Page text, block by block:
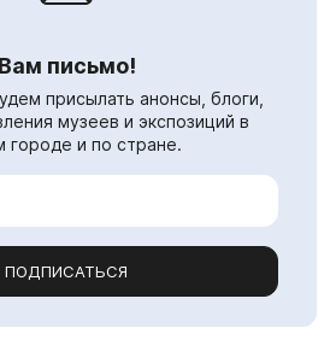
Вам письмо!
присылать анонсы, блоги,
музеев и экспозиций в
городе и по стране.
ПОДПИСАТЬСЯ